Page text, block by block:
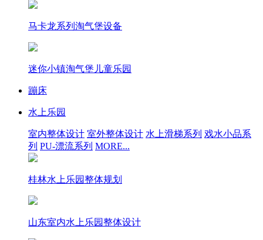
马卡龙系列淘气堡设备
迷你小镇淘气堡儿童乐园
蹦床
水上乐园
室内整体设计 室外整体设计 水上滑梯系列 戏水小品系
列 PU-漂流系列 MORE...
桂林水上乐园整体规划
山东室内水上乐园整体设计